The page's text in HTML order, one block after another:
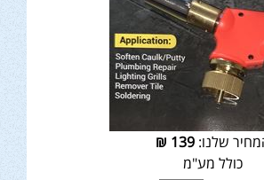
שלנו:139
₪
כולל מע"מ